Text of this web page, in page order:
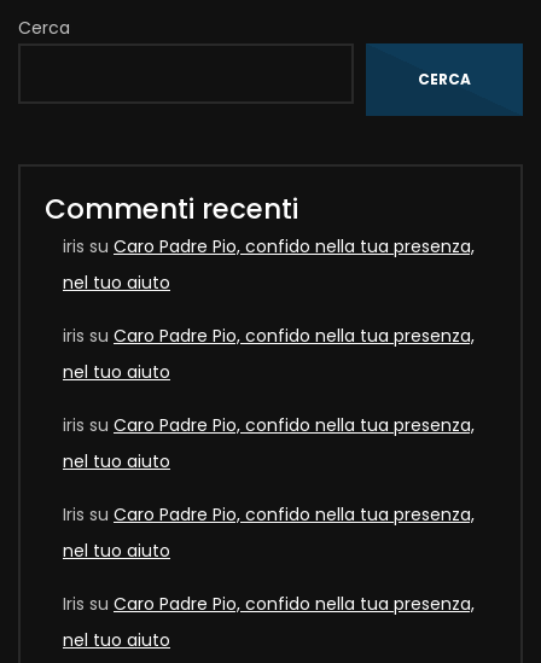
Cerca
CERCA
Commenti recenti
iris su Caro Padre Pio, confido nella tua presenza,
nel tuo aiuto
iris su Caro Padre Pio, confido nella tua presenza,
nel tuo aiuto
iris su Caro Padre Pio, confido nella tua presenza,
nel tuo aiuto
Iris su Caro Padre Pio, confido nella tua presenza,
nel tuo aiuto
Iris su Caro Padre Pio, confido nella tua presenza,
nel tuo aiuto